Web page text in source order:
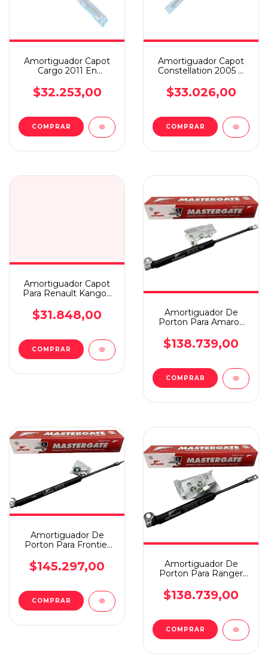
Amortiguador Capot
Cargo 2011 En
$32.253,00
COMPRAR
Amortiguador Capot
Constellation 2005 A
$33.026,00
COMPRAR
Amortiguador Capot
Para Renault Kangoo
$31.848,00
COMPRAR
Amortiguador De
Porton Para Amarok
$138.739,00
COMPRAR
Amortiguador De
Porton Para Frontier
$145.297,00
COMPRAR
Amortiguador De
Porton Para Ranger
Torsion
$138.739,00
COMPRAR